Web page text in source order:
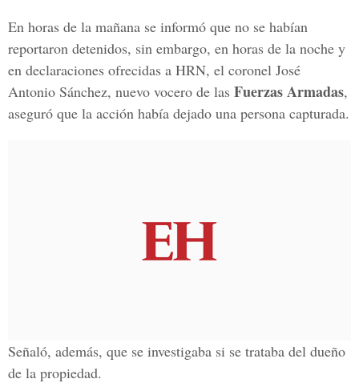
En horas de la mañana se informó que no se habían
reportaron detenidos, sin embargo, en horas de la noche y
en declaraciones ofrecidas a HRN, el coronel José
Antonio Sánchez, nuevo vocero de las Fuerzas Armadas,
aseguró que la acción había dejado una persona capturada.
Señaló, además, que se investigaba si se trataba del dueño
de la propiedad.